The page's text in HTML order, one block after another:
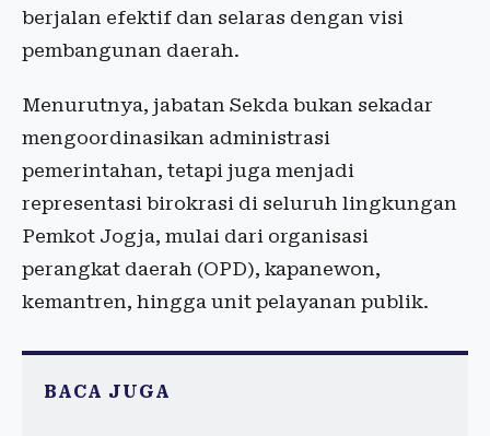
berjalan efektif dan selaras dengan visi
pembangunan daerah.
Menurutnya, jabatan Sekda bukan sekadar
mengoordinasikan administrasi
pemerintahan, tetapi juga menjadi
representasi birokrasi di seluruh lingkungan
Pemkot Jogja, mulai dari organisasi
perangkat daerah (OPD), kapanewon,
kemantren, hingga unit pelayanan publik.
BACA JUGA